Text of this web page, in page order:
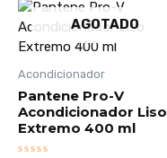
AGOTADO
Acondicionador
Pantene Pro-V
Acondicionador Liso
Extremo 400 ml